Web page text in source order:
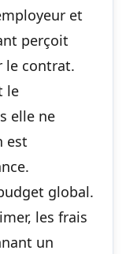
et
perçoit
le contrat.
le
elle ne
est
global.
les frais
un